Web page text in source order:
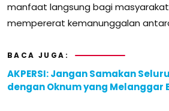
manfaat langsung bagi
mempererat kemanunggalan
BACA JUGA:
AKPERSI: Jangan Samakan
dengan Oknum yang Melanggar